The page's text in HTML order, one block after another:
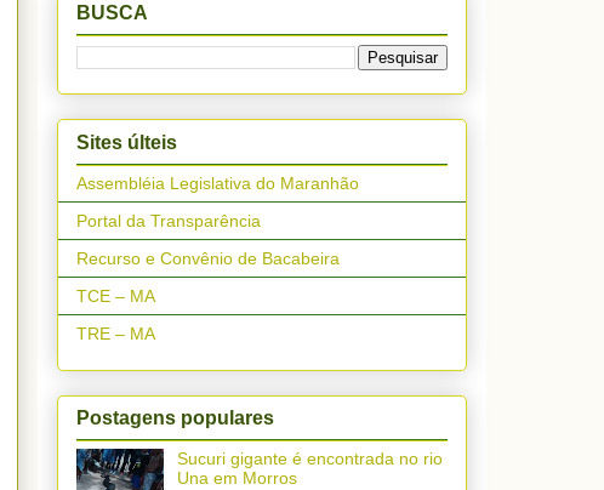
BUSCA
Sites últeis
Assembléia Legislativa do Maranhão
Portal da Transparência
Recurso e Convênio de Bacabeira
TCE – MA
TRE – MA
Postagens populares
Sucuri gigante é encontrada no rio
Una em Morros